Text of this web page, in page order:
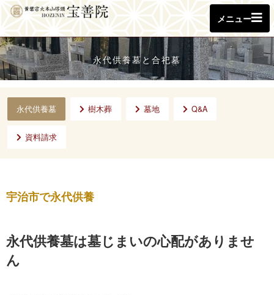
メニュー
永代供養墓と合祀墓
永代供養墓 樹木葬 墓地 Q&A
資料請求
宇治市で永代供養
永代供養墓は墓じまいの心配がありませ
ん